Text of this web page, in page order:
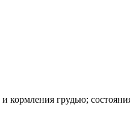
кормления грудью;